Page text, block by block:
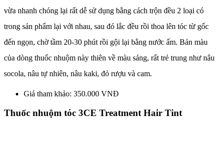
vừa nhanh chóng lại rất dễ sử dụng bằng cách trộn đều 2 loại có
trong sản phẩm lại với nhau, sau đó lắc đều rồi thoa lên tóc từ gốc
đến ngọn, chờ tầm 20-30 phút rồi gội lại bằng nước ấm. Bản màu
của dòng thuốc nhuộm này thiên về màu sáng, rất trẻ trung như nâu
socola, nâu tự nhiên, nâu kaki, đỏ rượu và cam.
Giá tham khảo: 350.000 VNĐ
Thuốc nhuộm tóc 3CE Treatment Hair Tint